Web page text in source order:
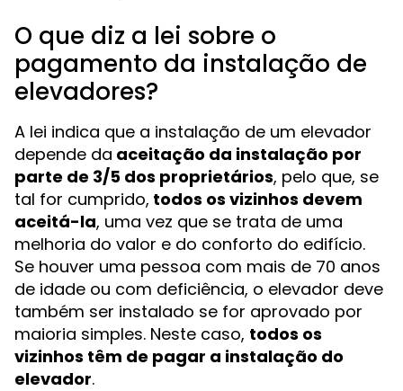
O que diz a lei sobre o
pagamento da instalação de
elevadores?
A lei indica que a instalação de um elevador
depende da aceitação da instalação por
parte de 3/5 dos proprietários, pelo que, se
tal for cumprido, todos os vizinhos devem
aceitá-la, uma vez que se trata de uma
melhoria do valor e do conforto do edifício.
Se houver uma pessoa com mais de 70 anos
de idade ou com deficiência, o elevador deve
também ser instalado se for aprovado por
maioria simples. Neste caso, todos os
vizinhos têm de pagar a instalação do
elevador.